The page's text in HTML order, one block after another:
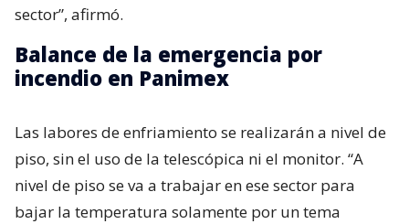
sector”, afirmó.
Balance de la emergencia por
incendio en Panimex
Las labores de enfriamiento se realizarán a nivel de
piso, sin el uso de la telescópica ni el monitor. “A
nivel de piso se va a trabajar en ese sector para
bajar la temperatura solamente por un tema